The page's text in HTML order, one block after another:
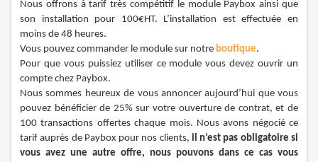
Nous offrons à tarif très compétitif le module Paybox ainsi que
son installation pour 100€HT. L’installation est effectuée en
moins de 48 heures.
Vous pouvez commander le module sur notre boutique.
Pour que vous puissiez utiliser ce module vous devez ouvrir un
compte chez Paybox.
Nous sommes heureux de vous annoncer aujourd’hui que vous
pouvez bénéficier de 25% sur votre ouverture de contrat, et de
100 transactions offertes chaque mois. Nous avons négocié ce
tarif auprès de Paybox pour nos clients, il n’est pas obligatoire si
vous avez une autre offre, nous pouvons dans ce cas vous